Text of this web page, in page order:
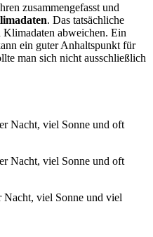
zusammengefasst und
. Das tatsächliche
abweichen. Ein
ein guter Anhaltspunkt für
man sich nicht ausschließlich
Nacht, viel Sonne und oft
Nacht, viel Sonne und oft
Nacht, viel Sonne und viel